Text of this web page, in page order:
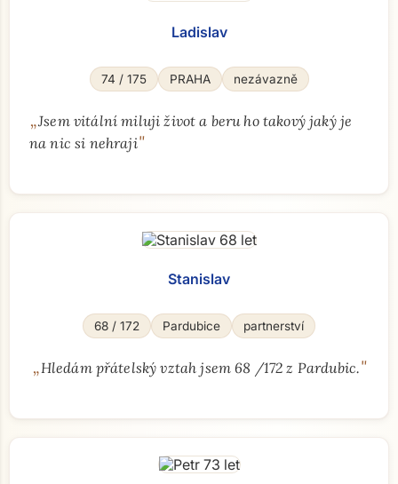
Ladislav
74 / 175 PRAHA nezávazně
„Jsem vitální miluji život a beru ho takový jaký je
na nic si nehraji"
Stanislav
68 / 172 Pardubice partnerství
„Hledám přátelský vztah jsem 68 /172 z Pardubic."